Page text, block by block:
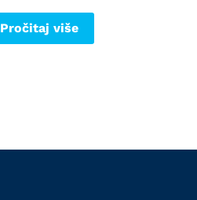
Pročitaj više